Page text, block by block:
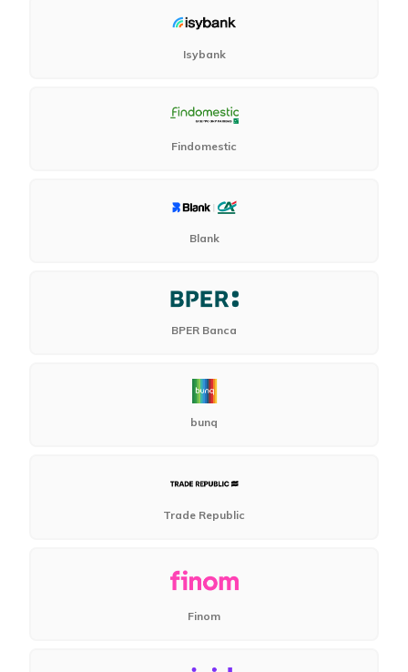
Isybank
Findomestic
Blank
BPER Banca
bunq
Trade Republic
Finom